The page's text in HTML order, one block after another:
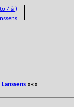
/ à )
«««